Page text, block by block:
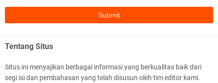
Pesan Kamtibmas
Tentang Situs
Situs ini menyajikan berbagai informasi yang berkualitas baik dari
segi isi dan pembahasan yang telah disusun oleh tim editor kami.